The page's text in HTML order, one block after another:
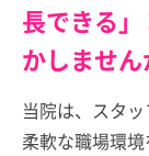
長できる
かしません
当院は、スタ
柔軟な職場環